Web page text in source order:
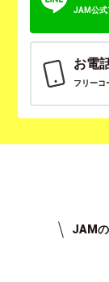
JAM公
お電
フリー
JAMの